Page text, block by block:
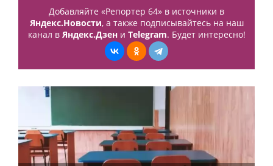
Добавляйте «Репортер 64» в источники в
Яндекс.Новости, а также подписывайтесь на наш
канал в Яндекс.Дзени Telegram. Будет интересно!